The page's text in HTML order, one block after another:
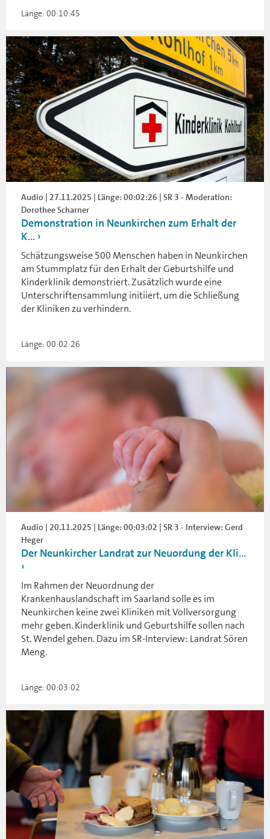
Länge: 00:10:45
Audio | 27.11.2025 | Länge: 00:02:26 | SR 3 - Moderation:
Dorothee Scharner
Demonstration in Neunkirchen zum Erhalt der
K...
Schätzungsweise 500 Menschen haben in Neunkirchen
am Stummplatz für den Erhalt der Geburtshilfe und
Kinderklinik demonstriert. Zusätzlich wurde eine
Unterschriftensammlung initiiert, um die Schließung
der Kliniken zu verhindern.
Länge: 00:02:26
Audio | 20.11.2025 | Länge: 00:03:02 | SR 3 - Interview: Gerd
Heger
Der Neunkircher Landrat zur Neuordung der Kli...
Im Rahmen der Neuordnung der
Krankenhauslandschaft im Saarland solle es im
Neunkirchen keine zwei Kliniken mit Vollversorgung
mehr geben. Kinderklinik und Geburtshilfe sollen nach
St. Wendel gehen. Dazu im SR-Interview: Landrat Sören
Meng.
Länge: 00:03:02